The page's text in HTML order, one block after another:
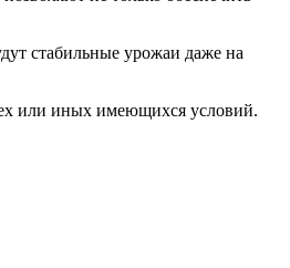
стабильные урожаи даже на
или иных имеющихся условий.